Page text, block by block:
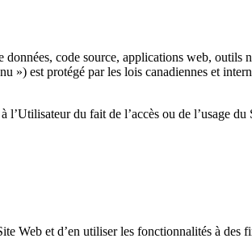
code source, applications web, outils
est protégé par les lois canadiennes et
du fait de l’accès ou de l’usage du
Web et d’en utiliser les fonctionnalités à des